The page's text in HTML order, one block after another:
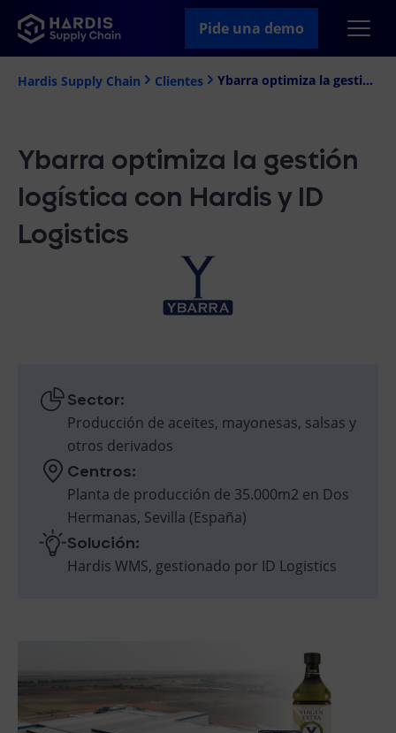
Pide una demo
Hardis Supply Chain Clientes Ybarra optimiza la gestión logística con Hardis y ID Logistics
Ybarra optimiza la gestión
logística con Hardis y ID
Logistics
Sector:
Producción de aceites, mayonesas, salsas y
otros derivados
Centros:
Planta de producción de 35.000m2 en Dos
Hermanas, Sevilla (España)
Solución:
Hardis WMS, gestionado por ID Logistics